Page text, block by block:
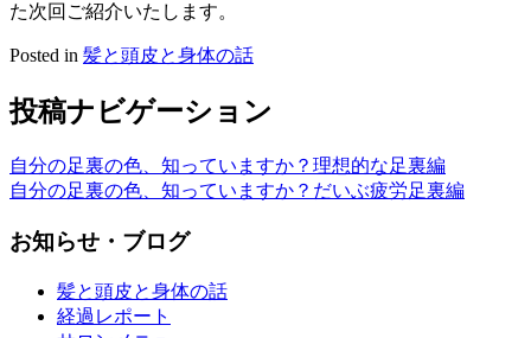
た次回ご紹介いたします。
Posted in 髪と頭皮と身体の話
投稿ナビゲーション
自分の足裏の色、知っていますか？理想的な足裏編
自分の足裏の色、知っていますか？だいぶ疲労足裏編
お知らせ・ブログ
髪と頭皮と身体の話
経過レポート